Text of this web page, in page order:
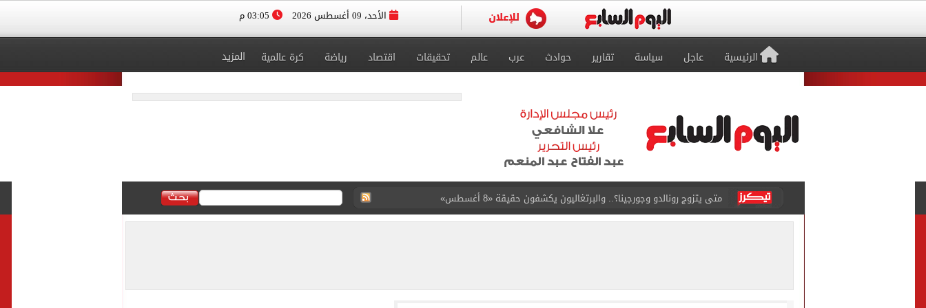
الأحد، 09 أغسطس 2026
الرئيسية عاجل سياسة تقارير حوادث عرب عالم تحقيقات اقتصاد رياضة كرة عالمية المزيد
من سنهوت إلى العالمية.. أقارب عمرو دياب يروون ذكريات الهضبة بالقرية (فيديو)
الجارديان: طرابزون سبور هز عرش أندية إسطنبول بالتعاقد مع محمد صلاح
وزير الزراعة يعلن تجاوز الصادرات الزراعية المصرية 6.2 مليون طن حتى الآن